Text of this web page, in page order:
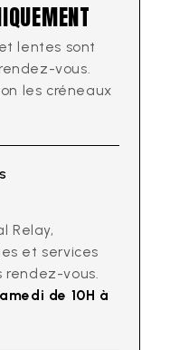
lentes sont
vous.
les créneaux
Relay,
et services
rendez-vous.
de 10H à